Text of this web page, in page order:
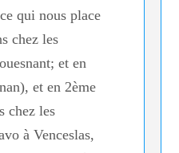
qui nous place
chez les
et en
et en 2ème
chez les
à Venceslas,